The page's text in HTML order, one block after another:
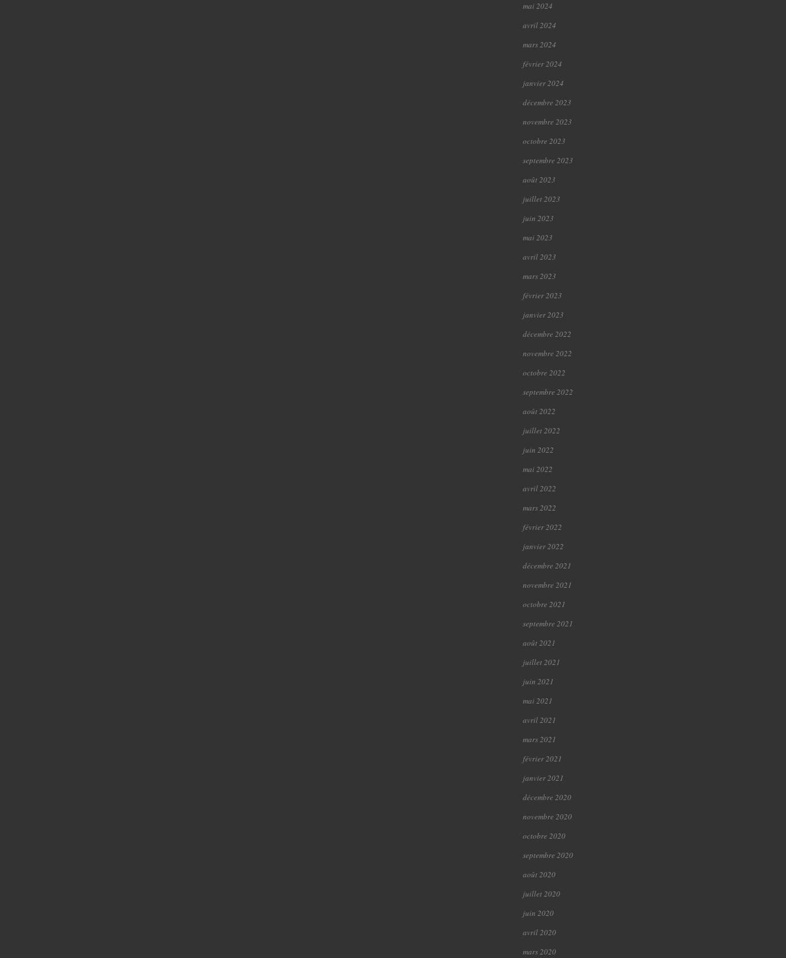
mai 2024
avril 2024
mars 2024
février 2024
janvier 2024
décembre 2023
novembre 2023
octobre 2023
septembre 2023
août 2023
juillet 2023
juin 2023
mai 2023
avril 2023
mars 2023
février 2023
janvier 2023
décembre 2022
novembre 2022
octobre 2022
septembre 2022
août 2022
juillet 2022
juin 2022
mai 2022
avril 2022
mars 2022
février 2022
janvier 2022
décembre 2021
novembre 2021
octobre 2021
septembre 2021
août 2021
juillet 2021
juin 2021
mai 2021
avril 2021
mars 2021
février 2021
janvier 2021
décembre 2020
novembre 2020
octobre 2020
septembre 2020
août 2020
juillet 2020
juin 2020
avril 2020
mars 2020